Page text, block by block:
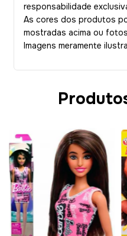
responsabilidade
As cores dos produtos
mostradas acima ou
Imagens meramente